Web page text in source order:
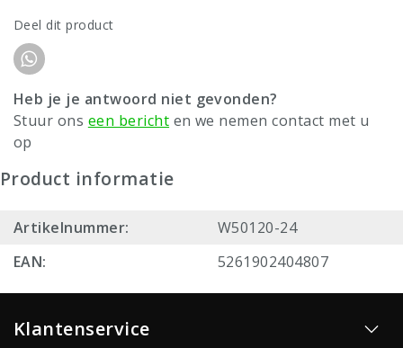
Deel dit product
Heb je je antwoord niet gevonden?
Stuur ons een bericht en we nemen contact met u
op
Product informatie
Artikelnummer:
W50120-24
EAN:
5261902404807
Klantenservice